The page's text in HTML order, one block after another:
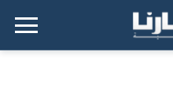
القائمة الرئيسية